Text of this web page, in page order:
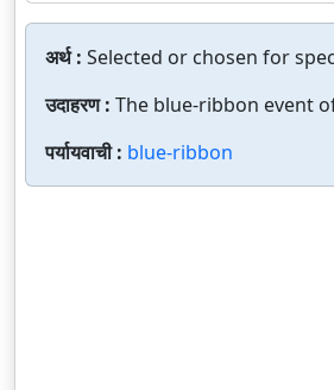
अर्थ : Selected or chosen for
उदाहरण : The blue-ribbon event
पर्यायवाची : blue-ribbon